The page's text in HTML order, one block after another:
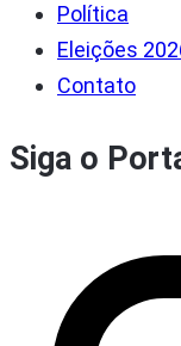
Política
Eleições
Contato
Siga o